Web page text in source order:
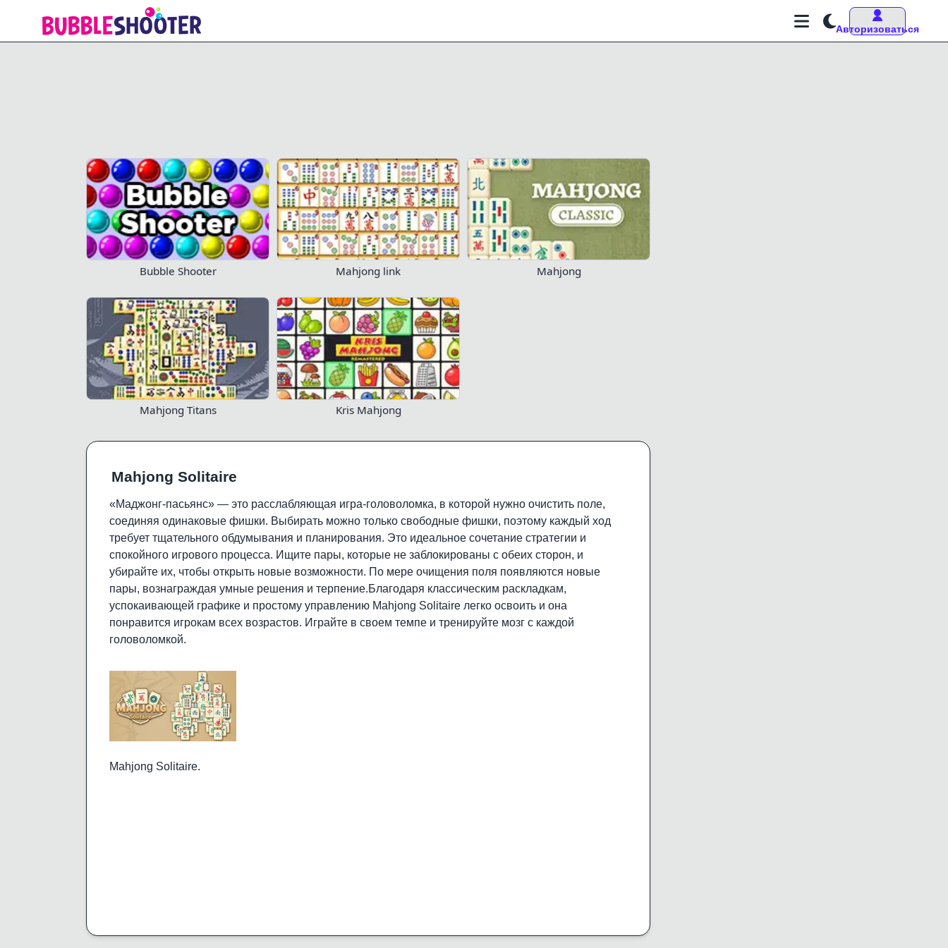
Авторизоваться
Mahjong Solitaire 0/65 0/96 24 16
Bubble Shooter Mahjong link Mahjong
Mahjong Titans Kris Mahjong
Mahjong Solitaire
«Маджонг-пасьянс» — это расслабляющая игра-головоломка, в которой нужно очистить поле,
соединяя одинаковые фишки. Выбирать можно только свободные фишки, поэтому каждый ход
требует тщательного обдумывания и планирования. Это идеальное сочетание стратегии и
спокойного игрового процесса. Ищите пары, которые не заблокированы с обеих сторон, и
убирайте их, чтобы открыть новые возможности. По мере очищения поля появляются новые
пары, вознаграждая умные решения и терпение.Благодаря классическим раскладкам,
успокаивающей графике и простому управлению Mahjong Solitaire легко освоить и она
понравится игрокам всех возрастов. Играйте в своем темпе и тренируйте мозг с каждой
головоломкой.
Mahjong Solitaire.